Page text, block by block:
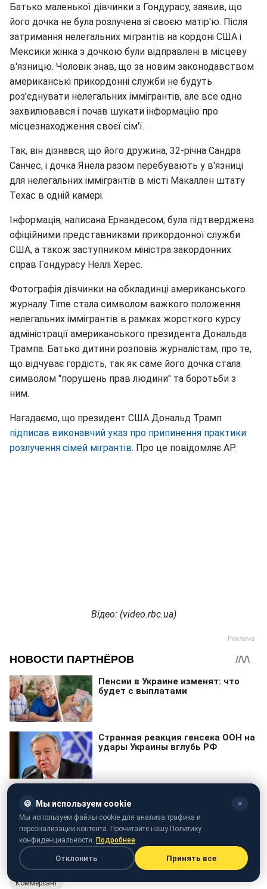
Батько маленької дівчинки з Гондурасу, заявив, що
його дочка не була розлучена зі своєю матір'ю. Після
затримання нелегальних мігрантів на кордоні США і
Мексики жінка з дочкою були відправлені в місцеву
в'язницю. Чоловік знав, що за новим законодавством
американські прикордонні служби не будуть
роз'єднувати нелегальних іммігрантів, але все одно
захвилювався і почав шукати інформацію про
місцезнаходження своєї сім'ї.
Так, він дізнався, що його дружина, 32-річна Сандра
Санчес, і дочка Янела разом перебувають у в'язниці
для нелегальних іммігрантів в місті Макаллен штату
Техас в одній камері.
Інформація, написана Ернандесом, була підтверджена
офіційними представниками прикордонної служби
США, а також заступником міністра закордонних
справ Гондурасу Неллі Херес.
Фотографія дівчинки на обкладинці американського
журналу Time стала символом важкого положення
нелегальних іммігрантів в рамках жорсткого курсу
адміністрації американського президента Дональда
Трампа. Батько дитини розповів журналістам, про те,
що відчуває гордість, так як саме його дочка стала
символом "порушень прав людини" та боротьби з
ним.
Нагадаємо, що президент США Дональд Трамп
підписав виконавчий указ про припинення практики
розлучення сімей мігрантів. Про це повідомляє AP.
Відео: (video.rbc.ua)
Коммерсант
🍪 Мы используем cookie ✕
Мы используем файлы cookie для анализа трафика и
персонализации контента. Прочитайте нашу Политику
конфиденциальности. Подробнее
Отклонить Принять все